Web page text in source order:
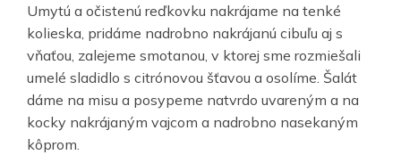
Umytú a očistenú reďkovku nakrájame na tenké
kolieska, pridáme nadrobno nakrájanú cibuľu aj s
vňaťou, zalejeme smotanou, v ktorej sme rozmiešali
umelé sladidlo s citrónovou šťavou a osolíme. Šalát
dáme na misu a posypeme natvrdo uvareným a na
kocky nakrájaným vajcom a nadrobno nasekaným
kôprom.